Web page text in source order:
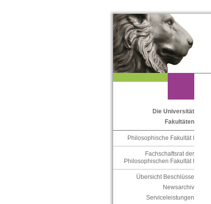
Die Universität
Fakultäten
Philosophische Fakultät I
Fachschaftsrat der
Philosophischen Fakultät I
Übersicht Beschlüsse
Newsarchiv
Serviceleistungen